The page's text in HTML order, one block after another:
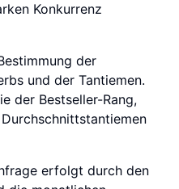
Konkurrenz
der
und der Tantiemen.
der Bestseller-Rang,
erfolgt durch den